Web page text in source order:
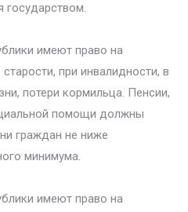
государством.
имеют право на
при инвалидности, в
потери кормильца. Пенсии,
помощи должны
граждан не ниже
минимума.
имеют право на